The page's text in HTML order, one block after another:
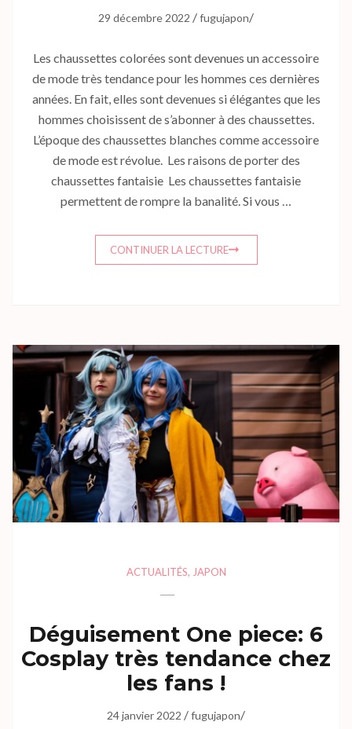
29 décembre 2022 /fugujapon/
Les chaussettes colorées sont devenues un accessoire
de mode très tendance pour les hommes ces dernières
années. En fait, elles sont devenues si élégantes que les
hommes choisissent de s’abonner à des chaussettes.
L’époque des chaussettes blanches comme accessoire
de mode est révolue. Les raisons de porter des
chaussettes fantaisie Les chaussettes fantaisie
permettent de rompre la banalité. Si vous …
CONTINUER LA LECTURE
ACTUALITÉS, JAPON
Déguisement One piece: 6
Cosplay très tendance chez
les fans !
24 janvier 2022 /fugujapon/